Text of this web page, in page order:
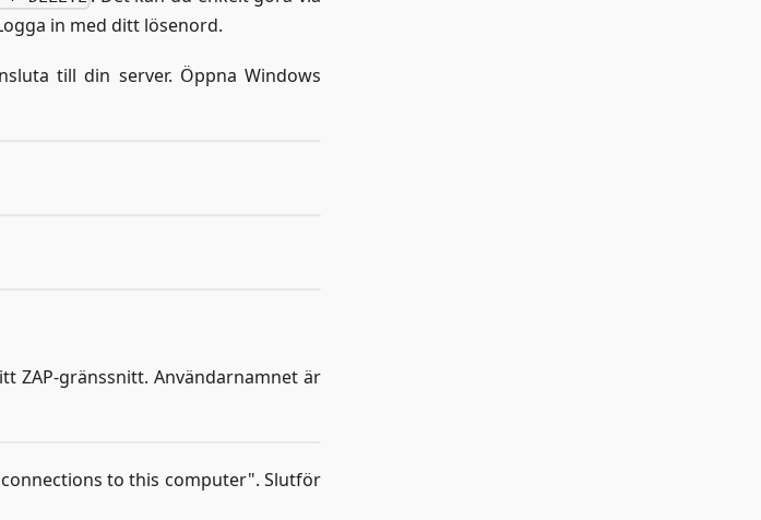
in med ditt lösenord.
till din server. Öppna Windows
ZAP-gränssnitt. Användarnamnet är
to this computer". Slutför